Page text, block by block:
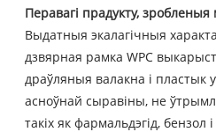
Перавагі прадукту,
Выдатныя экалагічныя
дзвярная рамка WPC
драўляныя валакна і пластык
асноўнай сыравіны, не
такіх як фармальдэгід, бензол